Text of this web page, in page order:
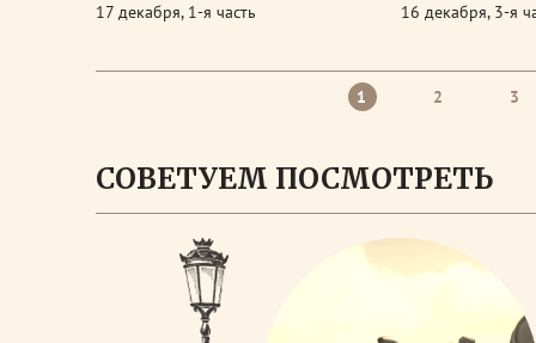
17 декабря, 1-я часть 16 декабря, 3-я
1 2 3
СОВЕТУЕМ ПОСМОТРЕТЬ